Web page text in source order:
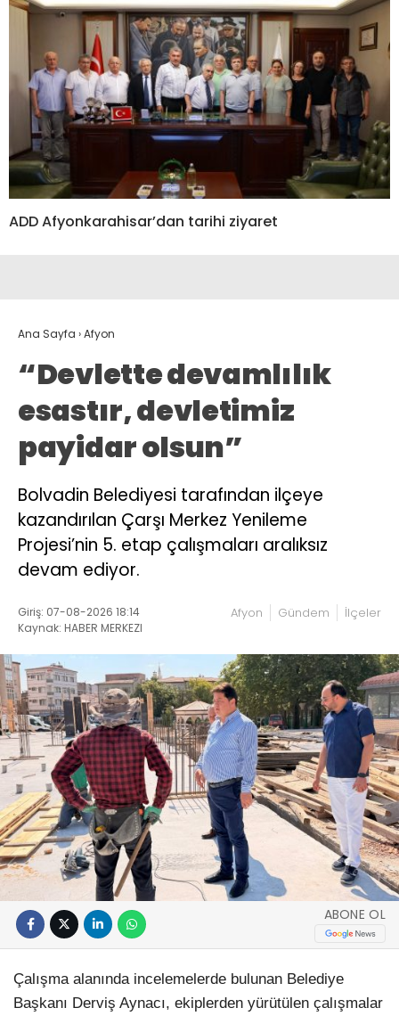
ADD Afyonkarahisar’dan tarihi ziyaret
Ana Sayfa ›Afyon
“Devlette devamlılık
esastır, devletimiz
payidar olsun”
Bolvadin Belediyesi tarafından ilçeye
kazandırılan Çarşı Merkez Yenileme
Projesi’nin 5. etap çalışmaları aralıksız
devam ediyor.
Giriş: 07-08-2026 18:14
Kaynak: HABER MERKEZI
Afyon Gündem İlçeler
ABONE OL
Çalışma alanında incelemelerde bulunan Belediye
Başkanı Derviş Aynacı, ekiplerden yürütülen çalışmalar